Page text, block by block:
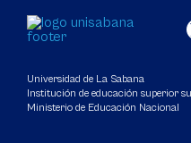
Universidad de La Sabana
Institución de educación superior
Ministerio de Educación Nacional